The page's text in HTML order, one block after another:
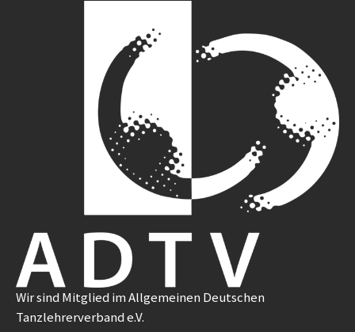
Wir sind Mitglied im Allgemeinen Deutschen
Tanzlehrerverband e.V.